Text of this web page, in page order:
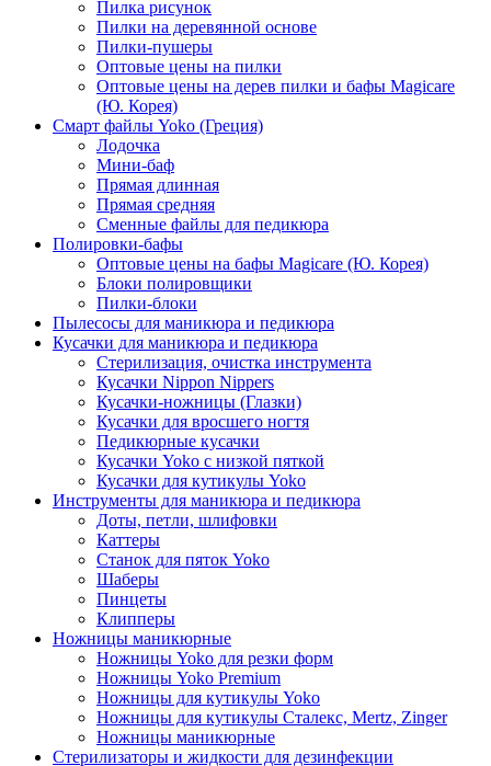
Пилка рисунок
Пилки на деревянной основе
Пилки-пушеры
Оптовые цены на пилки
Оптовые цены на дерев пилки и бафы Magicare
(Ю. Корея)
Смарт файлы Yoko (Греция)
Лодочка
Мини-баф
Прямая длинная
Прямая средняя
Сменные файлы для педикюра
Полировки-бафы
Оптовые цены на бафы Magicare (Ю. Корея)
Блоки полировщики
Пилки-блоки
Пылесосы для маникюра и педикюра
Кусачки для маникюра и педикюра
Стерилизация, очистка инструмента
Кусачки Nippon Nippers
Кусачки-ножницы (Глазки)
Кусачки для вросшего ногтя
Педикюрные кусачки
Кусачки Yoko с низкой пяткой
Кусачки для кутикулы Yoko
Инструменты для маникюра и педикюра
Доты, петли, шлифовки
Каттеры
Станок для пяток Yoko
Шаберы
Пинцеты
Клипперы
Ножницы маникюрные
Ножницы Yoko для резки форм
Ножницы Yoko Premium
Ножницы для кутикулы Yoko
Ножницы для кутикулы Сталекс, Mertz, Zinger
Ножницы маникюрные
Стерилизаторы и жидкости для дезинфекции